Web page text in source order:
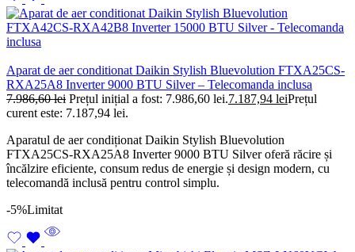
Aparat de aer conditionat Daikin Stylish Bluevolution FTXA25CS-
RXA25A8 Inverter 9000 BTU Silver – Telecomanda inclusa
7.986,60lei Prețul inițial a fost: 7.986,60 lei.7.187,94 leiPrețul
curent este: 7.187,94 lei.
Aparatul de aer condiționat Daikin Stylish Bluevolution
FTXA25CS-RXA25A8 Inverter 9000 BTU Silver oferă răcire și
încălzire eficiente, consum redus de energie și design modern, cu
telecomandă inclusă pentru control simplu.
-5%Limitat